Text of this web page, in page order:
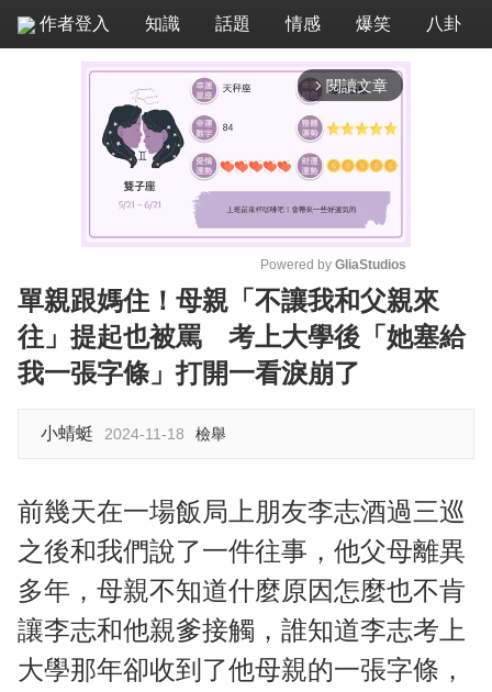
作者登入 知識 話題 情感 爆笑 八卦
arrow_forward_ios 閱讀文章
M
u
Powered by GliaStudios
單親跟媽住！母親「不讓我和父親來
往」提起也被罵 考上大學後「她塞給
我一張字條」打開一看淚崩了
小蜻蜓 2024-11-18 檢舉
前幾天在一場飯局上朋友李志酒過三巡
之後和我們說了一件往事，他父母離異
多年，母親不知道什麼原因怎麼也不肯
讓李志和他親爹接觸，誰知道李志考上
大學那年卻收到了他母親的一張字條，